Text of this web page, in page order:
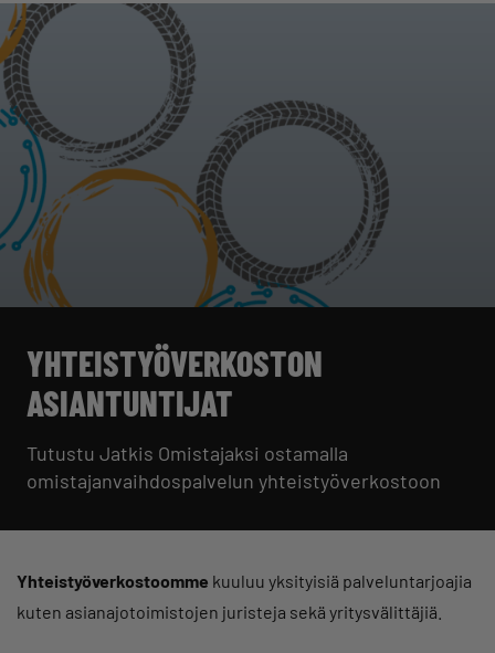
YHTEISTYÖVERKOSTON
ASIANTUNTIJAT
Tutustu Jatkis Omistajaksi ostamalla
omistajanvaihdospalvelun yhteistyöverkostoon
Yhteistyöverkostoomme kuuluu yksityisiä palveluntarjoajia
kuten asianajotoimistojen juristeja sekä yritysvälittäjiä.